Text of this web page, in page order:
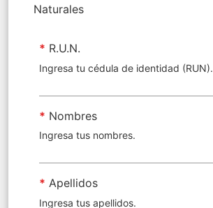
Naturales
* R.U.N.
Ingresa tu cédula de identidad (RUN).
* Nombres
Ingresa tus nombres.
* Apellidos
Ingresa tus apellidos.